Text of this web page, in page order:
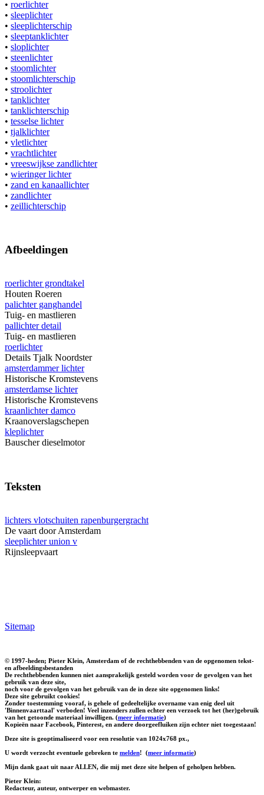
• roerlichter
• sleeplichter
• sleeplichterschip
• sleeptanklichter
• sloplichter
• steenlichter
• stoomlichter
• stoomlichterschip
• stroolichter
• tanklichter
• tanklichterschip
• tesselse lichter
• tjalklichter
• vletlichter
• vrachtlichter
• vreeswijkse zandlichter
• wieringer lichter
• zand en kanaallichter
• zandlichter
• zeillichterschip
Afbeeldingen
roerlichter grondtakel
Houten Roeren
palichter ganghandel
Tuig- en mastlieren
pallichter detail
Tuig- en mastlieren
roerlichter
Details Tjalk Noordster
amsterdammer lichter
Historische Kromstevens
amsterdamse lichter
Historische Kromstevens
kraanlichter damco
Kraanoverslagschepen
kleplichter
Bauscher dieselmotor
Teksten
lichters vlotschuiten rapenburgergracht
De vaart door Amsterdam
sleeplichter union v
Rijnsleepvaart
Sitemap
© 1997-heden; Pieter Klein, Amsterdam of de rechthebbenden van de opgenomen tekst-
en afbeeldingsbestanden
De rechthebbenden kunnen niet aansprakelijk gesteld worden voor de gevolgen van het
gebruik van deze site,
noch voor de gevolgen van het gebruik van de in deze site opgenomen links!
Deze site gebruikt cookies!
Zonder toestemming vooraf, is gehele of gedeeltelijke overname van enig deel uit
'Binnenvaarttaal' verboden! Veel inzenders zullen echter een verzoek tot het (her)gebruik
van het getoonde materiaal inwilligen. (meer informatie)
Kopieën naar Facebook, Pinterest, en andere doorgeefluiken zijn echter niet toegestaan!
Deze site is geoptimaliseerd voor een resolutie van 1024x768 px.,
U wordt verzocht eventuele gebreken te melden! (meer informatie)
Mijn dank gaat uit naar ALLEN, die mij met deze site helpen of geholpen hebben.
Pieter Klein:
Redacteur, auteur, ontwerper en webmaster.